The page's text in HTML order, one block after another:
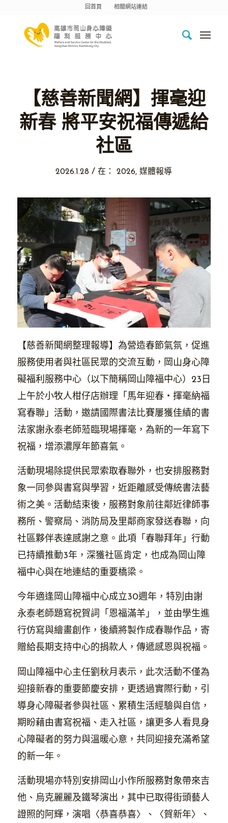
回首頁 相關網站連結
【慈善新聞網】揮毫迎
新春 將平安祝福傳遞給
社區
2026.1.28 / 在：2026,媒體報導
【慈善新聞網整理報導】為營造春節氣氛，促進
服務使用者與社區民眾的交流互動，岡山身心障
礙福利服務中心（以下簡稱岡山障福中心）23日
上午於小牧人柑仔店辦理「馬年迎春・揮毫納福
寫春聯」活動，邀請國際書法比賽屢獲佳績的書
法家謝永泰老師蒞臨現場揮毫，為新的一年寫下
祝福，增添濃厚年節喜氣。
活動現場除提供民眾索取春聯外，也安排服務對
象一同參與書寫與學習，近距離感受傳統書法藝
術之美。活動結束後，服務對象前往鄰近律師事
務所、警察局、消防局及里鄰商家發送春聯，向
社區夥伴表達感謝之意。此項「春聯拜年」行動
已持續推動3年，深獲社區肯定，也成為岡山障
福中心與在地連結的重要橋梁。
今年適逢岡山障福中心成立30週年，特別由謝
永泰老師題寫祝賀詞「恩福滿羊」，並由學生進
行仿寫與繪畫創作，後續將製作成春聯作品，寄
贈給長期支持中心的捐款人，傳遞感恩與祝福。
岡山障福中心主任劉秋月表示，此次活動不僅為
迎接新春的重要節慶安排，更透過實際行動，引
導身心障礙者參與社區、累積生活經驗與自信，
期盼藉由書寫祝福、走入社區，讓更多人看見身
心障礙者的努力與溫暖心意，共同迎接充滿希望
的新一年。
活動現場亦特別安排岡山小作所服務對象帶來吉
他、烏克麗麗及鐵琴演出，其中已取得街頭藝人
證照的阿輝，演唱〈恭喜恭喜〉、〈賀新年〉、